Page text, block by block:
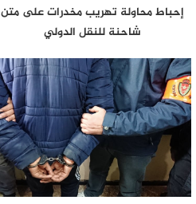
إحباط محاولة تهريب مخدرات على متن
شاحنة للنقل الدولي